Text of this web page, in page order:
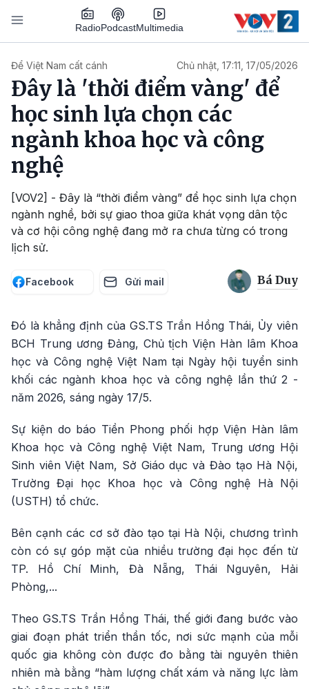
Nhảy đến nội dung
RadioPodcastMultimedia
Để Việt Nam cất cánh Chủ nhật, 17:11, 17/05/2026
Đây là 'thời điểm vàng' để
học sinh lựa chọn các
ngành khoa học và công
nghệ
[VOV2] - Đây là “thời điểm vàng” để học sinh lựa chọn
ngành nghề, bởi sự giao thoa giữa khát vọng dân tộc
và cơ hội công nghệ đang mở ra chưa từng có trong
lịch sử.
Facebook Gửi mail Bá Duy
Đó là khẳng định của GS.TS Trần Hồng Thái, Ủy viên
BCH Trung ương Đảng, Chủ tịch Viện Hàn lâm Khoa
học và Công nghệ Việt Nam tại Ngày hội tuyển sinh
khối các ngành khoa học và công nghệ lần thứ 2 -
năm 2026, sáng ngày 17/5.
Sự kiện do báo Tiền Phong phối hợp Viện Hàn lâm
Khoa học và Công nghệ Việt Nam, Trung ương Hội
Sinh viên Việt Nam, Sở Giáo dục và Đào tạo Hà Nội,
Trường Đại học Khoa học và Công nghệ Hà Nội
(USTH) tổ chức.
Bên cạnh các cơ sở đào tạo tại Hà Nội, chương trình
còn có sự góp mặt của nhiều trường đại học đến từ
TP. Hồ Chí Minh, Đà Nẵng, Thái Nguyên, Hải
Phòng,...
Theo GS.TS Trần Hồng Thái, thế giới đang bước vào
giai đoạn phát triển thần tốc, nơi sức mạnh của mỗi
quốc gia không còn được đo bằng tài nguyên thiên
nhiên mà bằng “hàm lượng chất xám và năng lực làm